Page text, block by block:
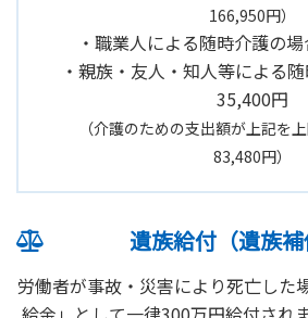
166,950円）
職業人による随時介護の
親族・友人・知人等による随
35,400円
（介護のための支出額が上記を
83,480円）
遺族給付（遺族補
労働者が事故・災害により死亡した